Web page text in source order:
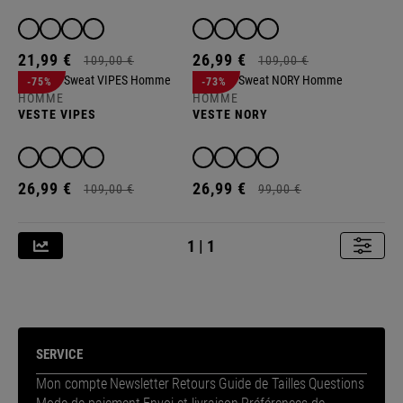
21,99 € 109,00 € 26,99 € 109,00 €
HOMME
VESTE VIPES
26,99 € 109,00 €
-75%
HOMME
VESTE NORY
26,99 € 99,00 €
-73%
1 | 1
SERVICE
Mon compte Newsletter Retours Guide de Tailles Questions